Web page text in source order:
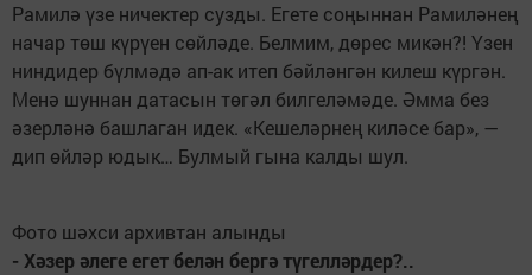
Рамилә үзе ничектер сузды. Егете соңыннан Рамиләнең
начар төш күрүен сөйләде. Белмим, дөрес микән?! Үзен
ниндидер бүлмәдә ап-ак итеп бәйләнгән килеш күргән.
Менә шуннан датасын төгәл билгеләмәде. Әмма без
әзерләнә башлаган идек. «Кешеләрнең киләсе бар», —
дип өйләр юдык… Булмый гына калды шул.
Фото шәхси архивтан алынды
- Хәзер әлеге егет белән бергә түгелләрдер?..